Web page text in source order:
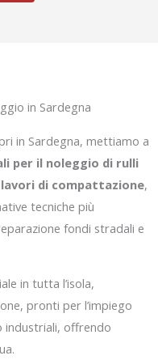
in Sardegna
in Sardegna, mettiamo a
per il noleggio di rulli
di compattazione,
tecniche più
fondi stradali e
in tutta l’isola,
pronti per l’impiego
industriali, offrendo